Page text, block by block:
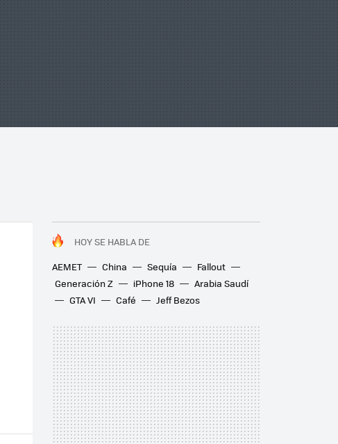
HOY SE HABLA DE
AEMET
China Sequía
Fallout
Generación Z
iPhone 18
Arabia Saudí
GTA VI
Café Jeff Bezos